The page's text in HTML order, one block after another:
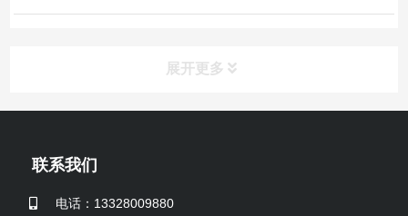
上表示，6个亿债务已还清近4个亿，“如果没有意外的
展开更多
联系我们
电话：13328009880